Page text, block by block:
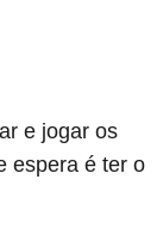
e jogar os
espera é ter o